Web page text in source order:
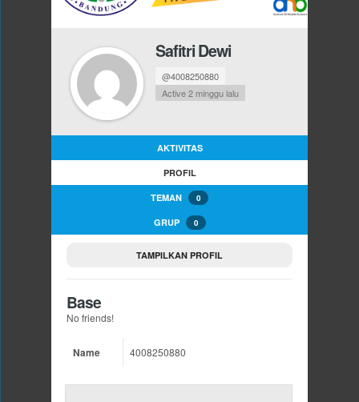
Safitri Dewi
@4008250880
Active 2 minggu lalu
AKTIVITAS
PROFIL
TEMAN 0
GRUP 0
TAMPILKAN PROFIL
Base
No friends!
Name 4008250880